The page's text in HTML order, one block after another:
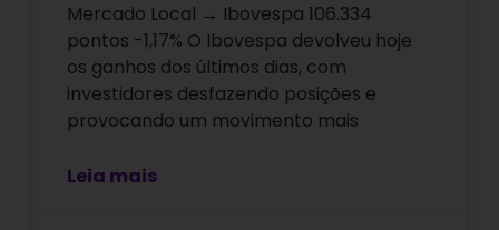
Mercado Local → Ibovespa 106.334
pontos -1,17% O Ibovespa devolveu hoje
os ganhos dos últimos dias, com
investidores desfazendo posições e
provocando um movimento mais
Leia mais